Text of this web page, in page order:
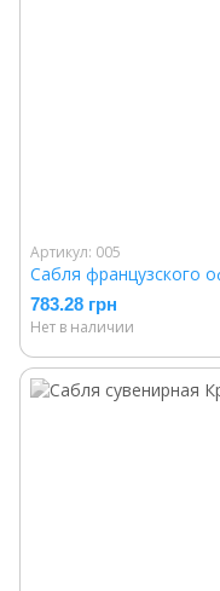
Артикул: 005
Сабля французского
783.28 грн
Нет в наличии